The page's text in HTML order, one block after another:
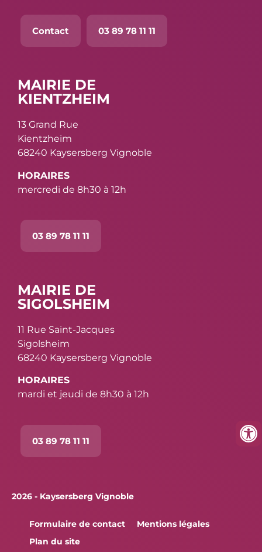
Contact 03 89 78 11 11
MAIRIE DE
KIENTZHEIM
13 Grand Rue
Kientzheim
68240 Kaysersberg Vignoble
HORAIRES
mercredi de 8h30 à 12h
03 89 78 11 11
MAIRIE DE
SIGOLSHEIM
11 Rue Saint-Jacques
Sigolsheim
68240 Kaysersberg Vignoble
HORAIRES
mardi et jeudi de 8h30 à 12h
03 89 78 11 11
2026 - Kaysersberg Vignoble
Formulaire de contact
Mentions légales
Plan du site